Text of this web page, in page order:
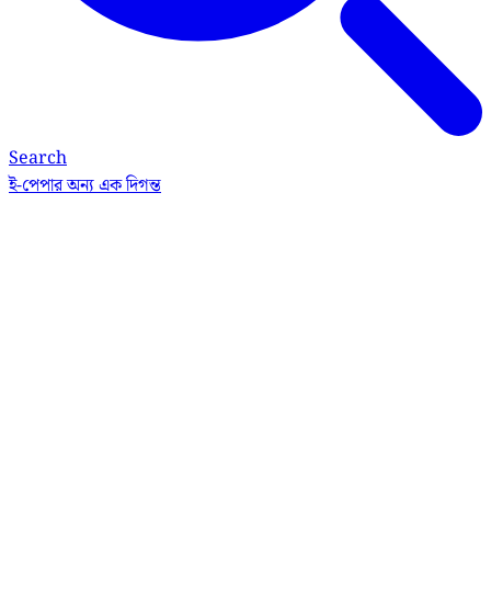
Search
ই-পেপারঅন্য এক দিগন্ত